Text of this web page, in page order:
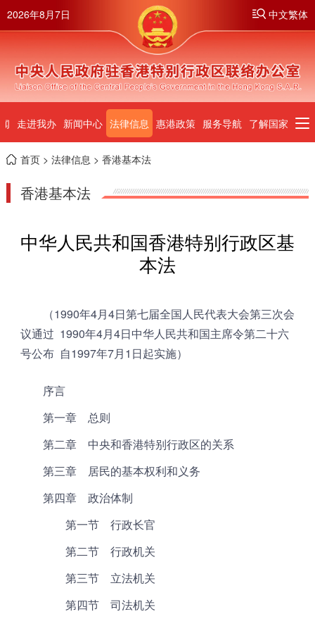
2026年8月7日 中文繁体
走进我办 新闻中心 法律信息 惠港政策 服务导航 了解国家
首页> 法律信息 > 香港基本法
香港基本法
中华人民共和国香港特别行政区基
本法
（1990年4月4日第七届全国人民代表大会第三次会
议通过 1990年4月4日中华人民共和国主席令第二十六
号公布 自1997年7月1日起实施）
序言
第一章 总则
第二章 中央和香港特别行政区的关系
第三章 居民的基本权利和义务
第四章 政治体制
第一节 行政长官
第二节 行政机关
第三节 立法机关
第四节 司法机关